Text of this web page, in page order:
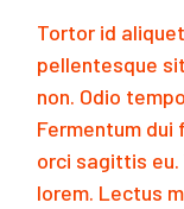
Tortor id
pellentesque
non. Odio
Fermentum dui
orci sagittis
lorem. Lectus